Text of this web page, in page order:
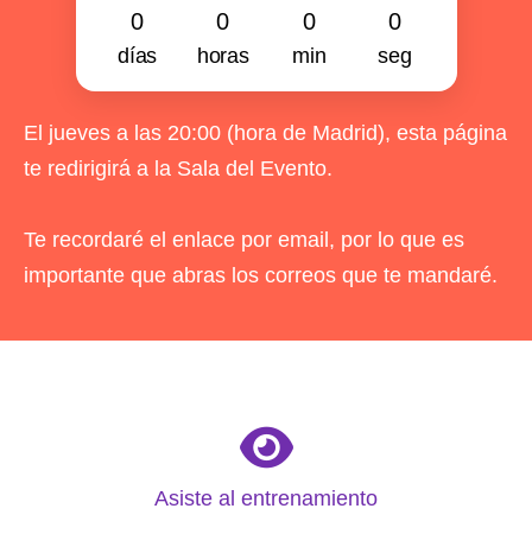
El jueves a las 20:00 (hora de Madrid), esta página
te redirigirá a la Sala del Evento.
Te recordaré el enlace por email, por lo que es
importante que abras los correos que te mandaré.
0
días
0
horas
0
min
0
seg
Asiste al entrenamiento